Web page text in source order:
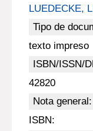
LUEDECKE,
Tipo de
texto impreso
ISBN/ISSN/
42820
Nota general:
ISBN: